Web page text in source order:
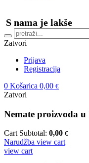
S nama je lakše
Zatvori
Prijava
Registracija
0 Košarica 0,00 €
Zatvori
Nemate proizvoda u
Cart Subtotal: 0,00 €
Narudžba view cart
view cart